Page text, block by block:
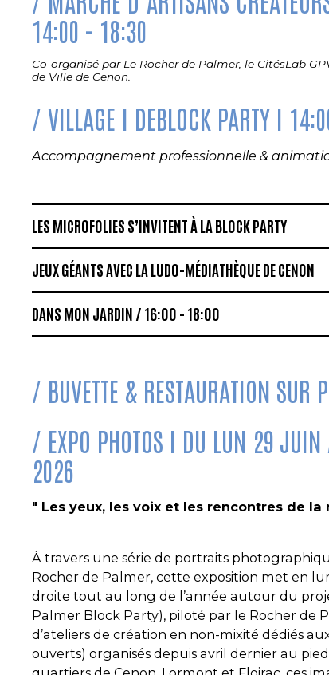
14:00 - 18:30
Co-organisé parLe Rocher de Palmer, le CitésLab
de Ville de Cenon.
VILLAGE I DEBLOCK PARTY I
Accompagnement professionnelle &
LES MICROFOLIES S’INVITENT À LA BLOCK PARTY
JEUX GÉANTS AVEC LA LUDO-MÉDIATHÈQUE DE CENON
DANS MON JARDIN / 16:00 - 18:00
BUVETTE & RESTAURATION SUR
EXPO PHOTOS I DU LUN 29
2026
" Les yeux, les voix et les rencontres de
À travers une série de portraits
Rocher de Palmer, cette exposition met en
droite tout au long de l’année autour du
Palmer Block Party), piloté par le Rocher de
d’ateliers de création en non-mixité dédiés
ouverts) organisés depuis avril dernier au